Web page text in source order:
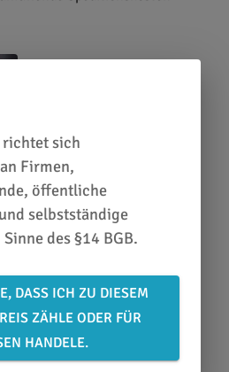
richtet sich
Firmen,
öffentliche
selbstständige
des §14 BGB.
DASS ICH ZU DIESEM
ZÄHLE ODER FÜR
HANDELE.